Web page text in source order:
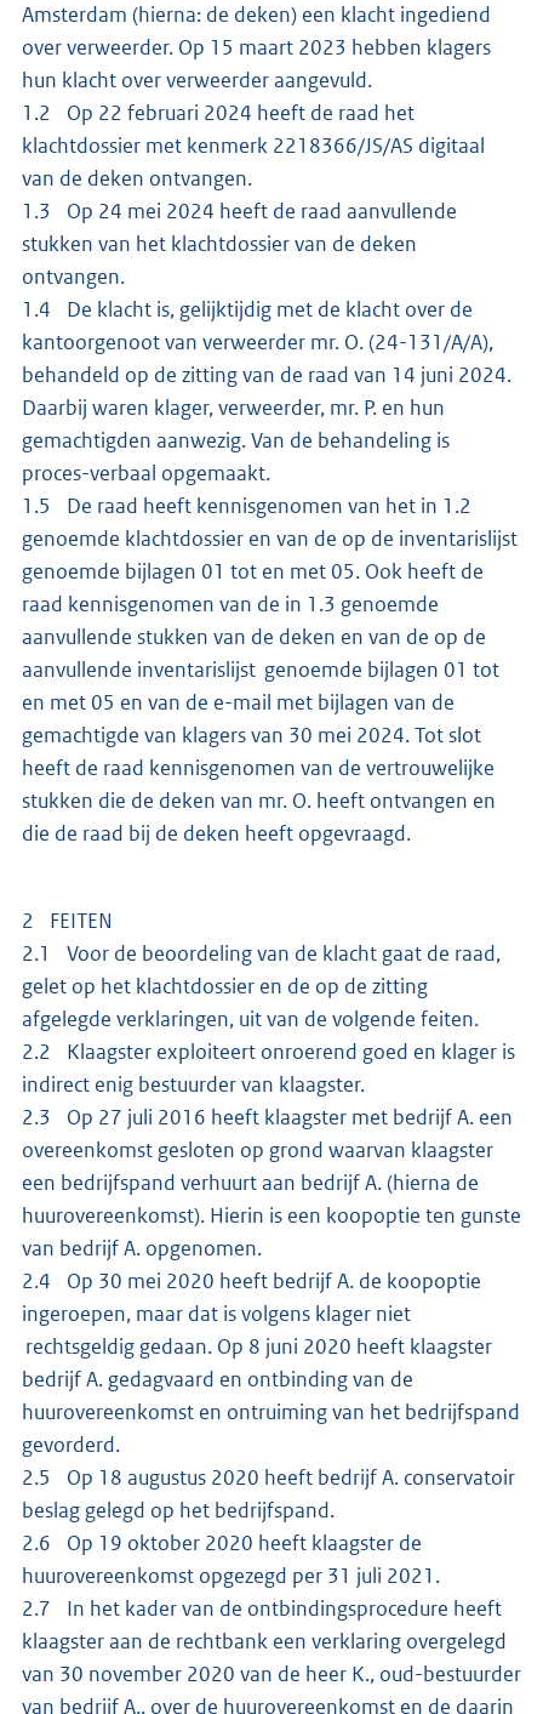
Amsterdam (hierna: de deken) een klacht ingediend
over verweerder. Op 15 maart 2023 hebben klagers
hun klacht over verweerder aangevuld.
1.2 Op 22 februari 2024 heeft de raad het
klachtdossier met kenmerk 2218366/JS/AS digitaal
van de deken ontvangen.
1.3 Op 24 mei 2024 heeft de raad aanvullende
stukken van het klachtdossier van de deken
ontvangen.
1.4 De klacht is, gelijktijdig met de klacht over de
kantoorgenoot van verweerder mr. O. (24-131/A/A),
behandeld op de zitting van de raad van 14 juni 2024.
Daarbij waren klager, verweerder, mr. P. en hun
gemachtigden aanwezig. Van de behandeling is
proces-verbaal opgemaakt.
1.5 De raad heeft kennisgenomen van het in 1.2
genoemde klachtdossier en van de op de inventarislijst
genoemde bijlagen 01 tot en met 05. Ook heeft de
raad kennisgenomen van de in 1.3 genoemde
aanvullende stukken van de deken en van de op de
aanvullende inventarislijst genoemde bijlagen 01 tot
en met 05 en van de e-mail met bijlagen van de
gemachtigde van klagers van 30 mei 2024. Tot slot
heeft de raad kennisgenomen van de vertrouwelijke
stukken die de deken van mr. O. heeft ontvangen en
die de raad bij de deken heeft opgevraagd.
2 FEITEN
2.1 Voor de beoordeling van de klacht gaat de raad,
gelet op het klachtdossier en de op de zitting
afgelegde verklaringen, uit van de volgende feiten.
2.2 Klaagster exploiteert onroerend goed en klager is
indirect enig bestuurder van klaagster.
2.3 Op 27 juli 2016 heeft klaagster met bedrijf A. een
overeenkomst gesloten op grond waarvan klaagster
een bedrijfspand verhuurt aan bedrijf A. (hierna de
huurovereenkomst). Hierin is een koopoptie ten gunste
van bedrijf A. opgenomen.
2.4 Op 30 mei 2020 heeft bedrijf A. de koopoptie
ingeroepen, maar dat is volgens klager niet
rechtsgeldig gedaan. Op 8 juni 2020 heeft klaagster
bedrijf A. gedagvaard en ontbinding van de
huurovereenkomst en ontruiming van het bedrijfspand
gevorderd.
2.5 Op 18 augustus 2020 heeft bedrijf A. conservatoir
beslag gelegd op het bedrijfspand.
2.6 Op 19 oktober 2020 heeft klaagster de
huurovereenkomst opgezegd per 31 juli 2021.
2.7 In het kader van de ontbindingsprocedure heeft
klaagster aan de rechtbank een verklaring overgelegd
van 30 november 2020 van de heer K., oud-bestuurder
van bedrijf A., over de huurovereenkomst en de daarin